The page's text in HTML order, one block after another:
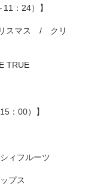
：24）】
スマス / クリ
TRUE
：00）】
ィフルーツ
プス